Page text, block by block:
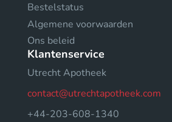
Bestelstatus
Algemene voorwaarden
Ons beleid
Klantenservice
Utrecht Apotheek
contact@utrechtapotheek.com
+44-203-608-1340